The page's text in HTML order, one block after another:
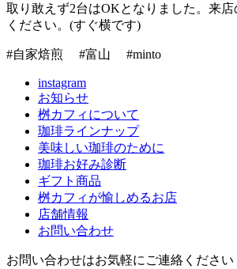
取り敢えず2台はOKとなりました。来店
ください。(すぐ横です)
#自家焙煎 #富山 #minto
instagram
お知らせ
桝カフィについて
珈琲ラインナップ
美味しい珈琲のために
珈琲お好み診断
ギフト商品
桝カフィが愉しめるお店
店舗情報
お問い合わせ
お問い合わせはお気軽にご連絡ください